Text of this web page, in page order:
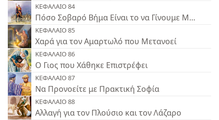
ΚΕΦΑΛΑΙΟ 84
Πόσο Σοβαρό Βήμα Είναι το να Γίνουμε Μαθητές;
ΚΕΦΑΛΑΙΟ 85
Χαρά για τον Αμαρτωλό που Μετανοεί
ΚΕΦΑΛΑΙΟ 86
Ο Γιος που Χάθηκε Επιστρέφει
ΚΕΦΑΛΑΙΟ 87
Να Προνοείτε με Πρακτική Σοφία
ΚΕΦΑΛΑΙΟ 88
Αλλαγή για τον Πλούσιο και τον Λάζαρο